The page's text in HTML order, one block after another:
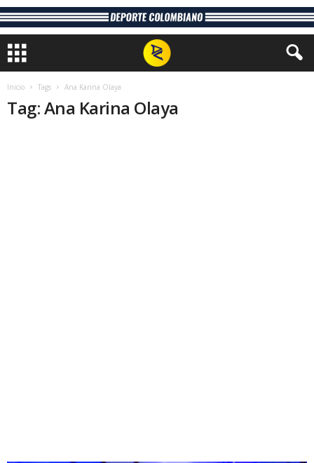
Inicio Tags Ana Karina Olaya
Tag: Ana Karina Olaya